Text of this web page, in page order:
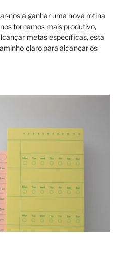
nos a ganhar uma nova rotina
tornamos mais produtivo,
metas específicas, esta
claro para alcançar os